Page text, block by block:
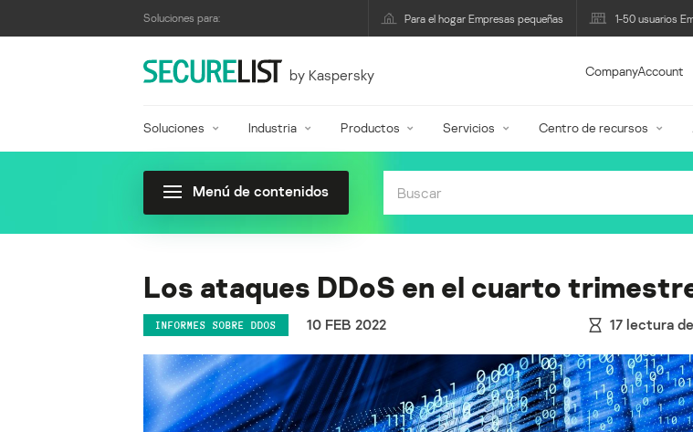
Soluciones para: Para el hogar Empresas pequeñas 1-50 usuarios
by Kaspersky CompanyAccount
Soluciones Industria Productos Servicios Centro de recursos
Menú de contenidos
Los ataques DDoS en el cuarto
INFORMES SOBRE DDOS 10 FEB 2022 17 lectura